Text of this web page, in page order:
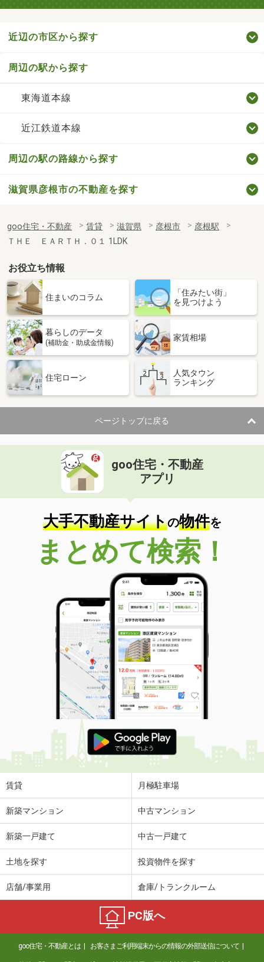
近辺の市区から探す
周辺の駅から探す
東海道本線
近江鉄道本線
周辺の駅の路線から探す
滋賀県彦根市の不動産を探す
goo住宅・不動産 賃貸 滋賀県 彦根市
彦根駅
ＴＨＥ ＥＡＲＴＨ．０１ 1LDK
お役立ち情報
住まいのコラム
「住みたい街」
を見つけよう
暮らしのデータ
(補助金・助成金情報)
家賃相場
住宅ローン
人気タウン
ランキング
ページトップに戻る
goo住宅・不動産
アプリ
大手不動産サイトの物件を
まとめて検索！
賃貸 月極駐車場
新築マンション 中古マンション
新築一戸建て 中古一戸建て
土地を探す 投資物件を探す
店舗/事業用 倉庫/トランクルーム
PC版へ
goo住宅・不動産とは お客さまご利用端末からの情報の外部送信について